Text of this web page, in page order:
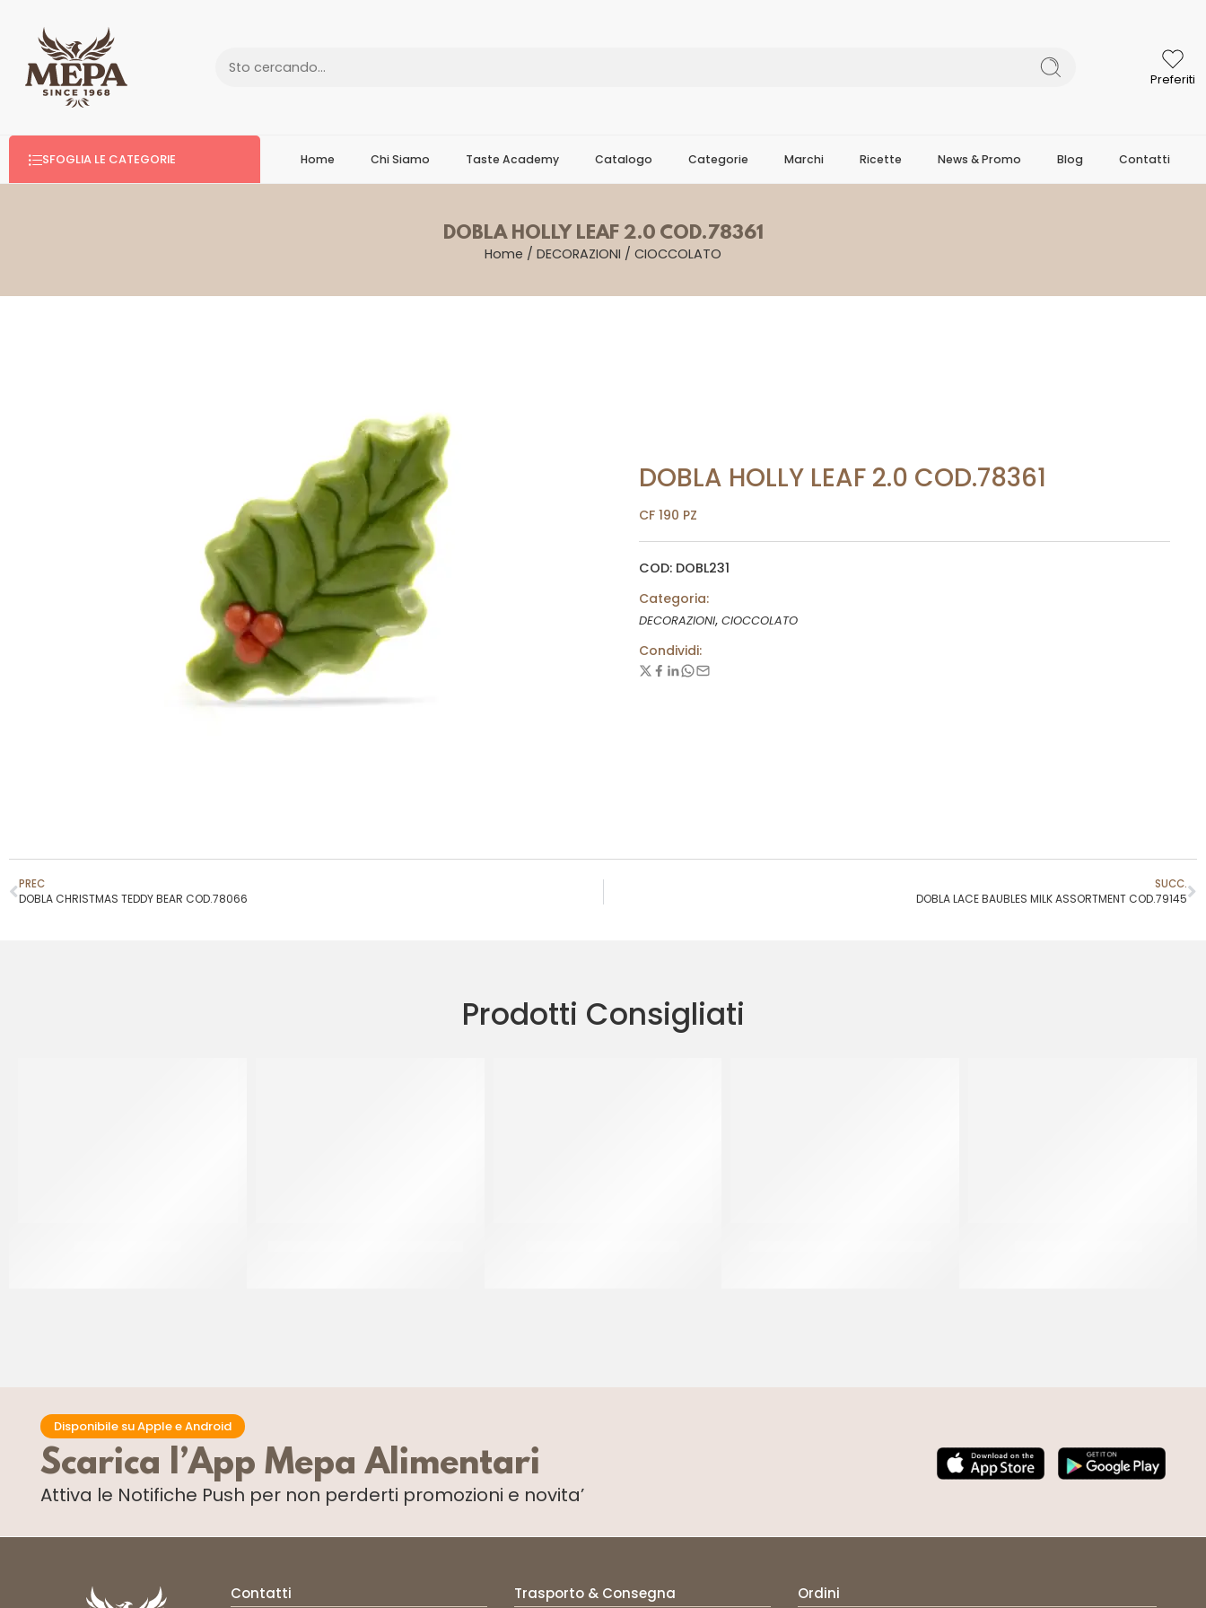
Preferiti
SFOGLIA LE CATEGORIE Home Chi Siamo Taste Academy Catalogo Categorie Marchi Ricette News & Promo Blog Contatti
DOBLA HOLLY LEAF 2.0 COD.78361
Home / DECORAZIONI / CIOCCOLATO
DOBLA HOLLY LEAF 2.0 COD.78361
CF 190 PZ
COD: DOBL231
Categoria:
DECORAZIONI, CIOCCOLATO
Condividi:
PREC
DOBLA CHRISTMAS TEDDY BEAR COD.78066
SUCC.
DOBLA LACE BAUBLES MILK ASSORTMENT COD.79145
Prodotti Consigliati
Disponibile su Apple e Android
Scarica l’App Mepa Alimentari
Attiva le Notifiche Push per non perderti promozioni e novita’
Contatti Trasporto & Consegna Ordini